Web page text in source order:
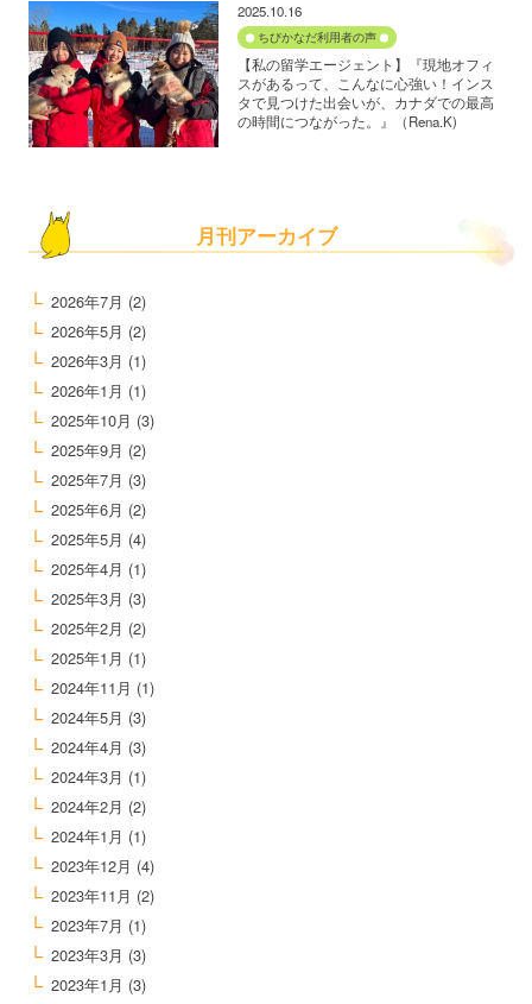
2025.10.16
ちびかなだ利用者の声
【私の留学エージェント】『現地オフィ
スがあるって、こんなに心強い！インス
タで見つけた出会いが、カナダでの最高
の時間につながった。』（Rena.K)
月刊アーカイブ
2026年7月 (2)
2026年5月 (2)
2026年3月 (1)
2026年1月 (1)
2025年10月 (3)
2025年9月 (2)
2025年7月 (3)
2025年6月 (2)
2025年5月 (4)
2025年4月 (1)
2025年3月 (3)
2025年2月 (2)
2025年1月 (1)
2024年11月 (1)
2024年5月 (3)
2024年4月 (3)
2024年3月 (1)
2024年2月 (2)
2024年1月 (1)
2023年12月 (4)
2023年11月 (2)
2023年7月 (1)
2023年3月 (3)
2023年1月 (3)